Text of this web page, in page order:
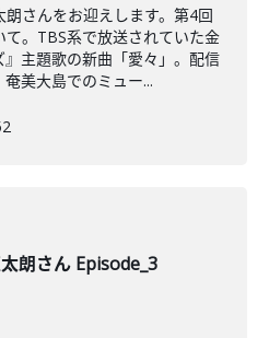
さんをお迎えします。第4回
。TBS系で放送されていた金
主題歌の新曲「愛々」。配信
美大島でのミュー...
朗さん Episode_3